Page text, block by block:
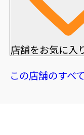
店舗をお気に入
この店舗のすべ